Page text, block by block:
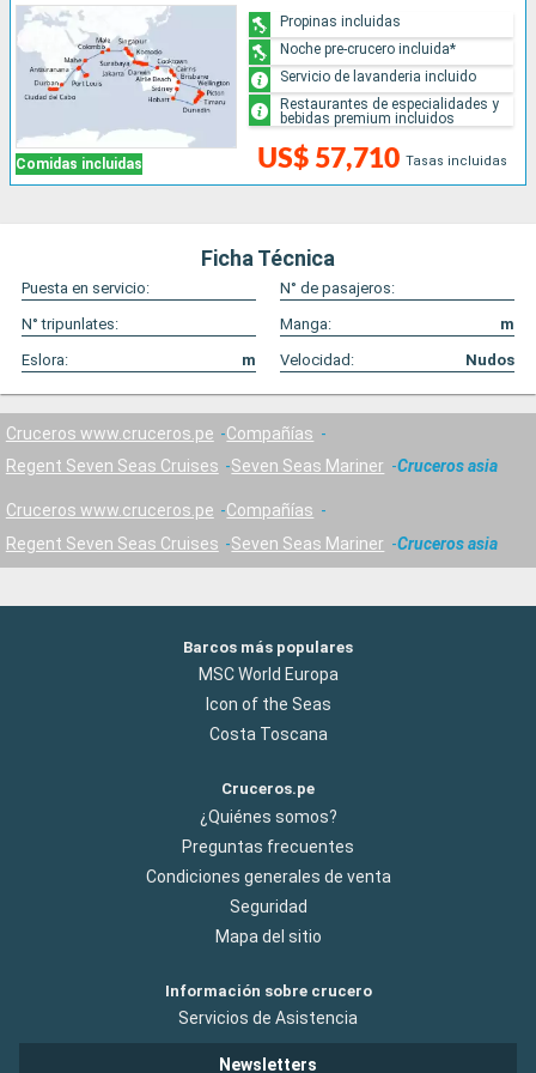
Comidas incluidas US$ 57,710 Tasas incluidas
Propinas incluidas
Noche pre-crucero incluida*
Servicio de lavanderia incluido
Restaurantes de especialidades y
bebidas premium incluidos
Ficha Técnica
Puesta en servicio:
N° de pasajeros:
N° tripunlates:
Manga:
m
Eslora:
m Velocidad: Nudos
Cruceros www.cruceros.pe
Compañías
Regent Seven Seas Cruises
Seven Seas Mariner Cruceros asia
Cruceros www.cruceros.pe
Compañías
Regent Seven Seas Cruises
Seven Seas Mariner Cruceros asia
Barcos más populares
MSC World Europa
Icon of the Seas
Costa Toscana
Cruceros.pe
¿Quiénes somos?
Preguntas frecuentes
Condiciones generales de venta
Seguridad
Mapa del sitio
Información sobre crucero
Servicios de Asistencia
Newsletters